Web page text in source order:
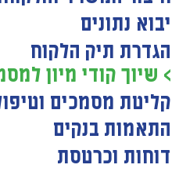
יבוא נתונים
הגדרת תיק הלקוח
> שיוך קודי מיון
קליטת מסמכים
התאמות בנקים
דוחות וכרטסת